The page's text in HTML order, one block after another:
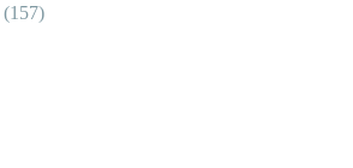
(157)